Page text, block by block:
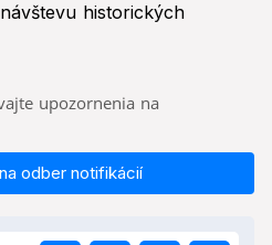
historických
upozornenia na
odber notifikácií